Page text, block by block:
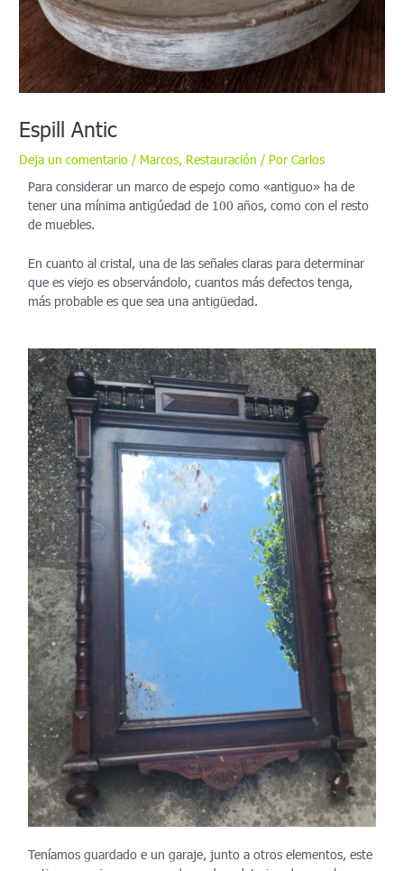
Espill Antic
Deja un comentario / Marcos, Restauración / PorCarlos
Para considerar un marco de espejo como «antiguo» ha de
tener una mínima antigúedad de 100 años, como con el resto
de muebles.
En cuanto al cristal, una de las señales claras para determinar
que es viejo es observándolo, cuantos más defectos tenga,
más probable es que sea una antigüedad.
Teníamos guardado e un garaje, junto a otros elementos, este